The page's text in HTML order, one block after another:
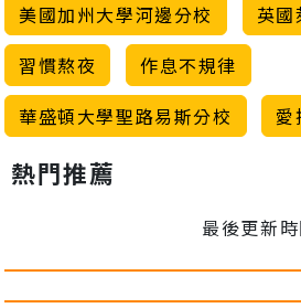
美國加州大學河邊分校
英國
習慣熬夜
作息不規律
華盛頓大學聖路易斯分校
愛
熱門推薦
最後更新